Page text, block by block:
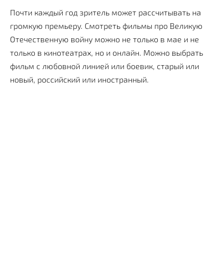
Почти каждый год зритель может рассчитывать на
громкую премьеру. Смотреть фильмы про Великую
Отечественную войну можно не только в мае и не
только в кинотеатрах, но и онлайн. Можно выбрать
фильм с любовной линией или боевик, старый или
новый, российский или иностранный.